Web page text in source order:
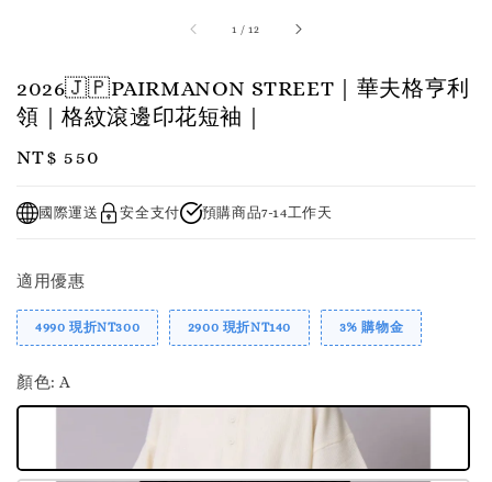
1 /12
2026🇯🇵PAIRMANON STREET｜華夫格亨利
領｜格紋滾邊印花短袖｜
Regular
NT$ 550
國際運送 安全支付 預購商品7-14工作天
適用優惠
4990 現折NT300 2900 現折NT140 3% 購物金
顏色: A